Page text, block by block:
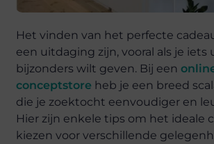
Het vinden van het perfecte
een uitdaging zijn, vooral als je iets
bijzonders wilt geven. Bij een
conceptstore heb je een breed
die je zoektocht eenvoudiger en
Hier zijn enkele tips om het ideale
kiezen voor verschillende